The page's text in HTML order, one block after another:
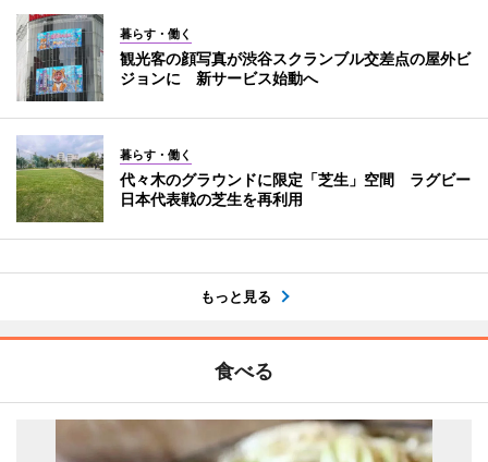
暮らす・働く
観光客の顔写真が渋谷スクランブル交差点の屋外ビ
ジョンに 新サービス始動へ
暮らす・働く
代々木のグラウンドに限定「芝生」空間 ラグビー
日本代表戦の芝生を再利用
もっと見る
食べる